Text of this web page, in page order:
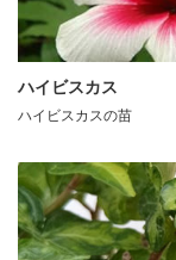
ハイビスカス
ハイビスカスの苗